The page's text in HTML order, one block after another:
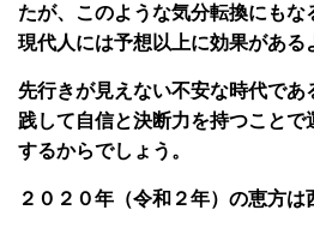
たが、このような気分転換にも
現代人には予想以上に効果がある
先行きが見えない不安な時代であ
践して自信と決断力を持つこと
するからでしょう。
２０２０年（令和２年）の恵方は